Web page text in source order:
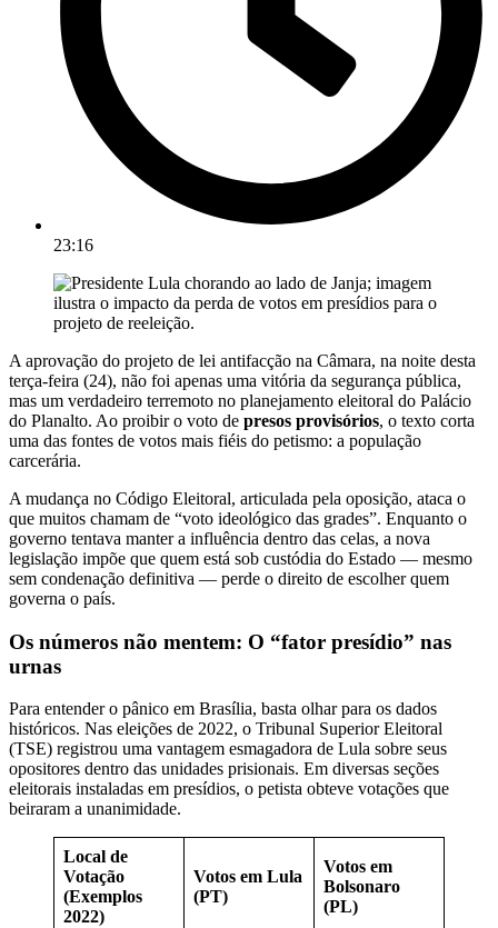
23:16
A aprovação do projeto de lei antifacção na Câmara, na noite desta
terça-feira (24), não foi apenas uma vitória da segurança pública,
mas um verdadeiro terremoto no planejamento eleitoral do Palácio
do Planalto. Ao proibir o voto de presos provisórios, o texto corta
uma das fontes de votos mais fiéis do petismo: a população
carcerária.
A mudança no Código Eleitoral, articulada pela oposição, ataca o
que muitos chamam de “voto ideológico das grades”. Enquanto o
governo tentava manter a influência dentro das celas, a nova
legislação impõe que quem está sob custódia do Estado — mesmo
sem condenação definitiva — perde o direito de escolher quem
governa o país.
Os números não mentem: O “fator presídio” nas
urnas
Para entender o pânico em Brasília, basta olhar para os dados
históricos. Nas eleições de 2022, o Tribunal Superior Eleitoral
(TSE) registrou uma vantagem esmagadora de Lula sobre seus
opositores dentro das unidades prisionais. Em diversas seções
eleitorais instaladas em presídios, o petista obteve votações que
beiraram a unanimidade.
Local de
Votação
(Exemplos
2022)
Votos em Lula
(PT)
Votos em
Bolsonaro
(PL)